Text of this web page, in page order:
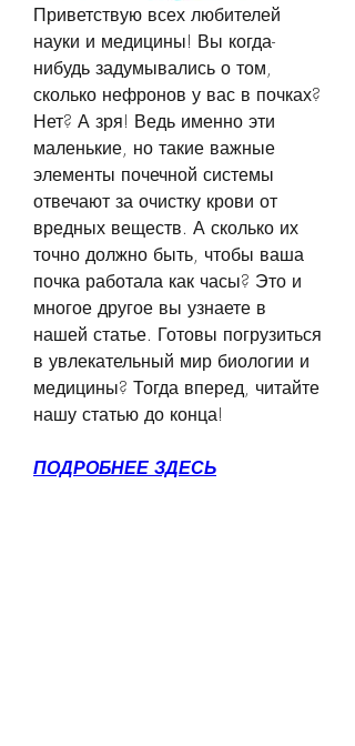
Приветствую всех любителей
науки и медицины! Вы когда-
нибудь задумывались о том,
сколько нефронов у вас в почках?
Нет? А зря! Ведь именно эти
маленькие, но такие важные
элементы почечной системы
отвечают за очистку крови от
вредных веществ. А сколько их
точно должно быть, чтобы ваша
почка работала как часы? Это и
многое другое вы узнаете в
нашей статье. Готовы погрузиться
в увлекательный мир биологии и
медицины? Тогда вперед, читайте
нашу статью до конца!
ПОДРОБНЕЕ ЗДЕСЬ